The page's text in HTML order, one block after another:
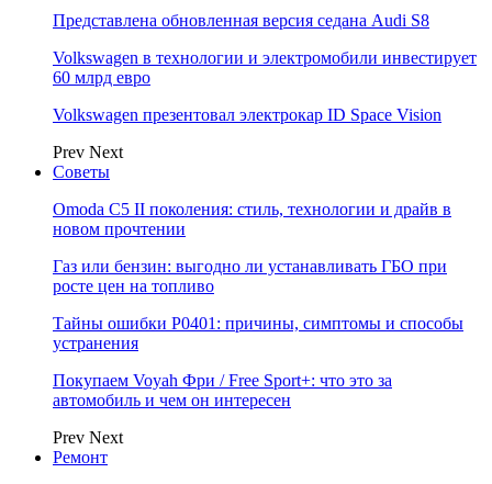
Представлена обновленная версия седана Audi S8
Volkswagen в технологии и электромобили инвестирует
60 млрд евро
Volkswagen презентовал электрокар ID Space Vision
Prev Next
Советы
Omoda C5 II поколения: стиль, технологии и драйв в
новом прочтении
Газ или бензин: выгодно ли устанавливать ГБО при
росте цен на топливо
Тайны ошибки P0401: причины, симптомы и способы
устранения
Покупаем Voyah Фри / Free Sport+: что это за
автомобиль и чем он интересен
Prev Next
Ремонт